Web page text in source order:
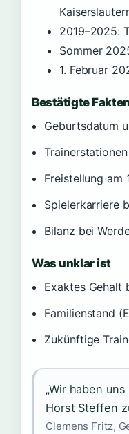
2019–2025:
Sommer
1. Februar
Bestätigte Fakten
Geburtsdatum
Freistellung am
Spielerkarriere
Bilanz bei
Was unklar ist
Exaktes Gehalt
Familienstand
Zukünftige
„Wir haben
Horst Steffen
Clemens Fritz,